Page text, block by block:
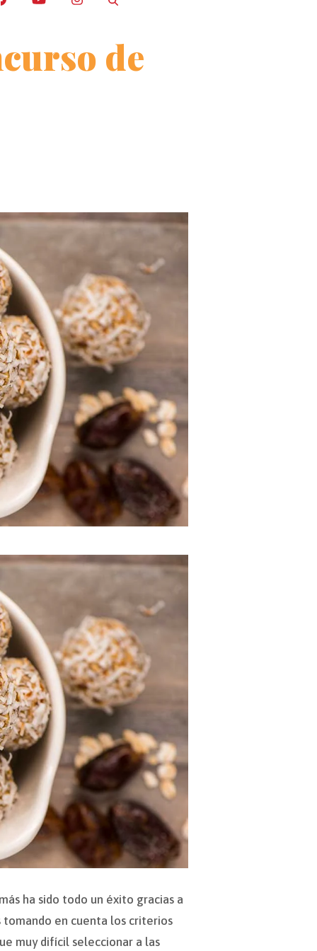
de
ha sido todo un éxito gracias a
tomando en cuenta los criterios
muy difícil seleccionar a las